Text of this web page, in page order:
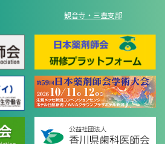
観音寺・三豊支部